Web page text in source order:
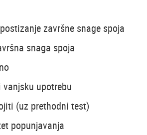
završne snage spoja
snaga spoja
upotrebu
(uz prethodni test)
popunjavanja